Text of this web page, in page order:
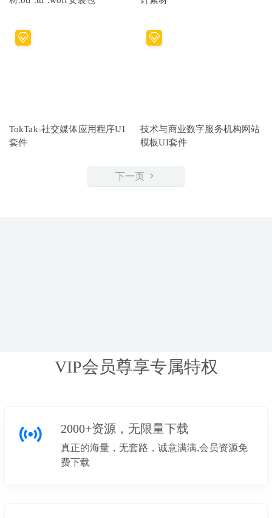
TokTak-社交媒体应用程序UI
套件
技术与商业数字服务机构网站
模板UI套件
下一页
VIP会员尊享专属特权
2000+资源，无限量下载
真正的海量，无套路，诚意满满,会员资源免
费下载